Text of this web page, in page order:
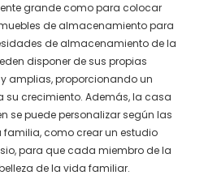
grande como para colocar
de almacenamiento para
de almacenamiento de la
disponer de sus propias
amplias, proporcionando un
su crecimiento. Además, la casa
se puede personalizar según las
como crear un estudio
para que cada miembro de la
de la vida familiar.